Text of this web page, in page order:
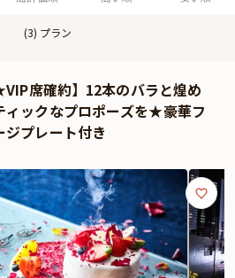
(3) プラン
席確約】12本のバラと煌め
ィックなプロポーズを★豪華フ
プレート付き